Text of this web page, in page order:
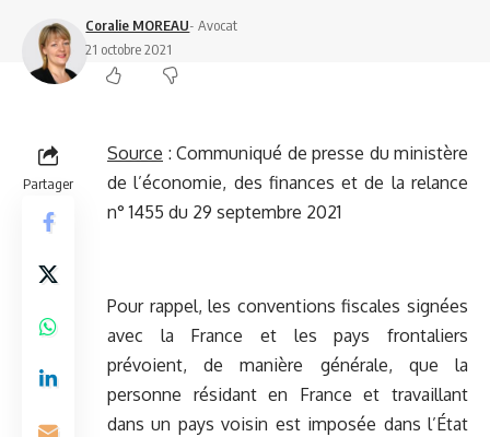
Coralie MOREAU- Avocat
21 octobre 2021
Partager
Source : Communiqué de presse du ministère
de l’économie, des finances et de la relance
n° 1455 du 29 septembre 2021
Pour rappel, les conventions fiscales signées
avec la France et les pays frontaliers
prévoient, de manière générale, que la
personne résidant en France et travaillant
dans un pays voisin est imposée dans l’État